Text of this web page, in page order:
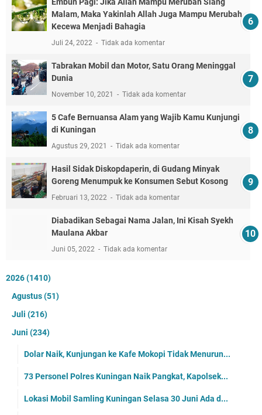
Embun Pagi: Jika Allah Mampu Merubah Siang
Malam, Maka Yakinlah Allah Juga Mampu Merubah
Kecewa Menjadi Bahagia
Juli 24, 2022 Tidak ada komentar
Tabrakan Mobil dan Motor, Satu Orang Meninggal
Dunia
November 10, 2021 Tidak ada komentar
5 Cafe Bernuansa Alam yang Wajib Kamu Kunjungi
di Kuningan
Agustus 29, 2021 Tidak ada komentar
Hasil Sidak Diskopdaperin, di Gudang Minyak
Goreng Menumpuk ke Konsumen Sebut Kosong
Februari 13, 2022 Tidak ada komentar
Diabadikan Sebagai Nama Jalan, Ini Kisah Syekh
Maulana Akbar
Juni 05, 2022 Tidak ada komentar
2026(1410)
Agustus(51)
Juli (216)
Juni (234)
Dolar Naik, Kunjungan ke Kafe Mokopi Tidak Menurun...
73 Personel Polres Kuningan Naik Pangkat, Kapolsek...
Lokasi Mobil Samling Kuningan Selasa 30 Juni Ada d...